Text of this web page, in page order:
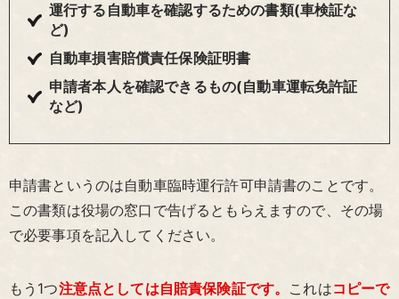
運行する自動車を確認するための書類(車検証な
ど)
自動車損害賠償責任保険証明書
申請者本人を確認できるもの(自動車運転免許証
など)
申請書というのは自動車臨時運行許可申請書のことです。
この書類は役場の窓口で告げるともらえますので、その場
で必要事項を記入してください。
もう1つ注意点としては自賠責保険証です。 これはコピーで